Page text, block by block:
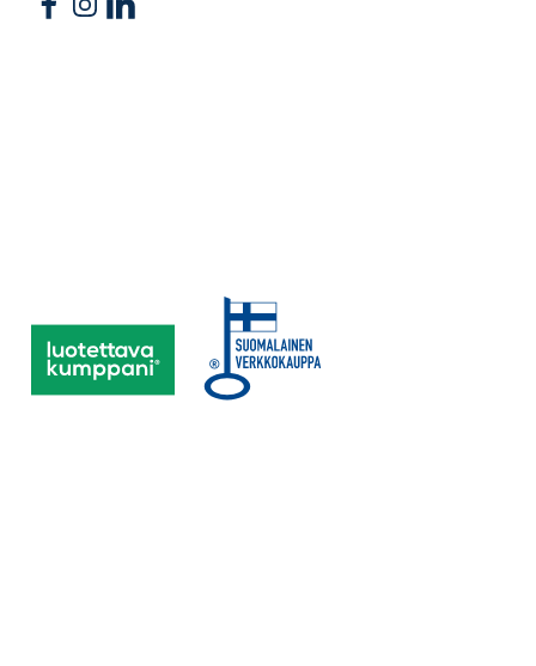
Follow us on Facebook
Follow us on Instagram
Follow us on Linkedin